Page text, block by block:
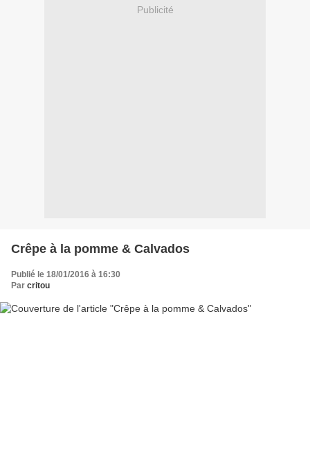
Publicité
Crêpe à la pomme & Calvados
Publié le 18/01/2016 à 16:30
Par critou